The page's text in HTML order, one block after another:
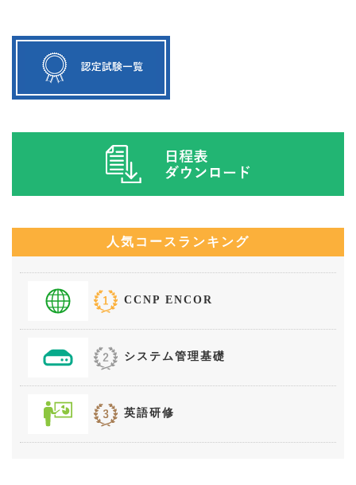
人気コースランキング
CCNP ENCOR
システム管理基礎
英語研修